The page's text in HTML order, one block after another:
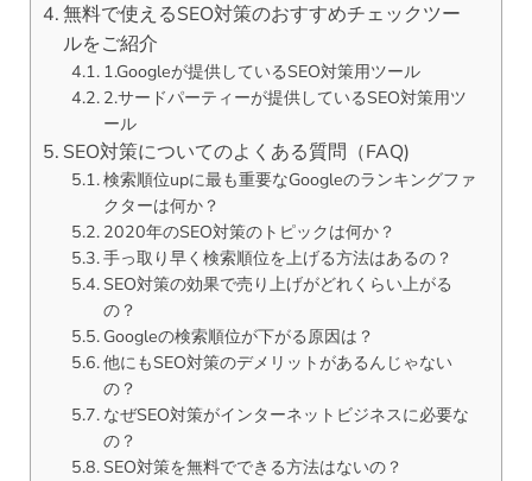
無料で使えるSEO対策のおすすめチェックツー
ルをご紹介
1.Googleが提供しているSEO対策用ツール
2.サードパーティーが提供しているSEO対策用ツ
ール
SEO対策についてのよくある質問（FAQ)
検索順位upに最も重要なGoogleのランキングファ
クターは何か？
2020年のSEO対策のトピックは何か？
手っ取り早く検索順位を上げる方法はあるの？
SEO対策の効果で売り上げがどれくらい上がる
の？
Googleの検索順位が下がる原因は？
他にもSEO対策のデメリットがあるんじゃない
の？
なぜSEO対策がインターネットビジネスに必要な
の？
SEO対策を無料でできる方法はないの？